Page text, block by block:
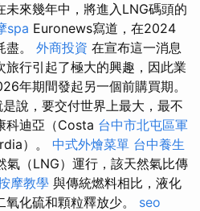
來幾年中，將進入LNG碼頭的
spa Euronews寫道，在2024
。 外商投資 在宣布這一消息
旅行引起了極大的興趣，因此業
年期間發起另一個前購買期。
說，要交付世界上最大，最不
科迪亞（Costa 台中市北屯區軍
）。 中式外燴菜單 台中養生
氣（LNG）運行，該天然氣比傳
摩教學 與傳統燃料相比，液化
化硫和顆粒釋放少。 seo